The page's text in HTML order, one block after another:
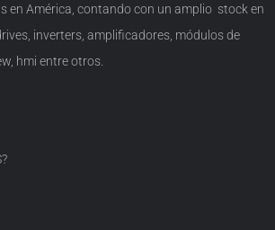
en América, contando con un amplio stock en
inverters, amplificadores, módulos de
hmi entre otros.